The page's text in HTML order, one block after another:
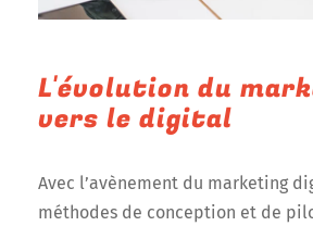
L'évolution du
vers le digital
Avec l’avènement du marketing
méthodes de conception et de